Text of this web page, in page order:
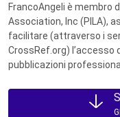
FrancoAngeli è membro
Association, Inc (PILA),
facilitare (attraverso i
CrossRef.org)
pubblicazioni